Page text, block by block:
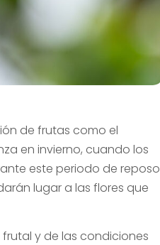
de frutas como el
en invierno, cuando los
este periodo de reposo
lugar a las flores que
y de las condiciones